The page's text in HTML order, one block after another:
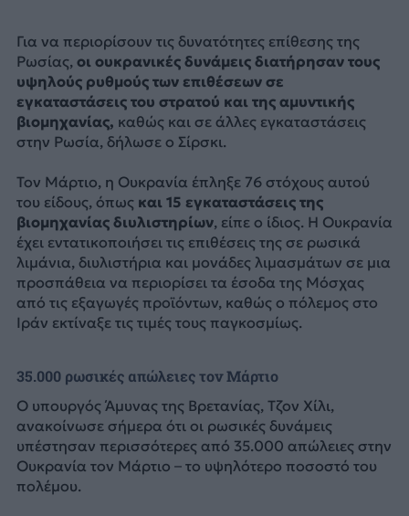
Για να περιορίσουν τις δυνατότητες επίθεσης της
Ρωσίας, οι ουκρανικές δυνάμεις διατήρησαν τους
υψηλούς ρυθμούς των επιθέσεων σε
εγκαταστάσεις του στρατού και της αμυντικής
βιομηχανίας, καθώς και σε άλλες εγκαταστάσεις
στην Ρωσία, δήλωσε ο Σίρσκι.
Τον Μάρτιο, η Ουκρανία έπληξε 76 στόχους αυτού
του είδους, όπως και 15 εγκαταστάσεις της
βιομηχανίας διυλιστηρίων, είπε ο ίδιος. Η Ουκρανία
έχει εντατικοποιήσει τις επιθέσεις της σε ρωσικά
λιμάνια, διυλιστήρια και μονάδες λιμασμάτων σε μια
προσπάθεια να περιορίσει τα έσοδα της Μόσχας
από τις εξαγωγές προϊόντων, καθώς ο πόλεμος στο
Ιράν εκτίναξε τις τιμές τους παγκοσμίως.
35.000 ρωσικές απώλειες τον Μάρτιο
Ο υπουργός Άμυνας της Βρετανίας, Τζον Χίλι,
ανακοίνωσε σήμερα ότι οι ρωσικές δυνάμεις
υπέστησαν περισσότερες από 35.000 απώλειες στην
Ουκρανία τον Μάρτιο – το υψηλότερο ποσοστό του
πολέμου.